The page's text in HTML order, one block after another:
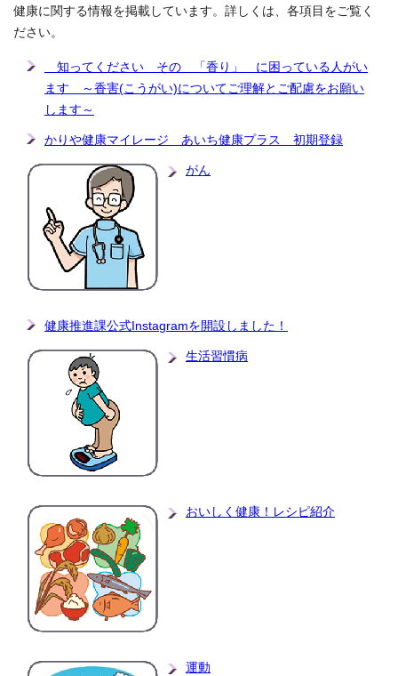
健康に関する情報を掲載しています。詳しくは、各項目をご覧く
ださい。
知ってください その 「香り」 に困っている人がい
ます ～香害(こうがい)についてご理解とご配慮をお願い
します～
かりや健康マイレージ あいち健康プラス 初期登録
がん
健康推進課公式Instagramを開設しました！
生活習慣病
おいしく健康！レシピ紹介
運動